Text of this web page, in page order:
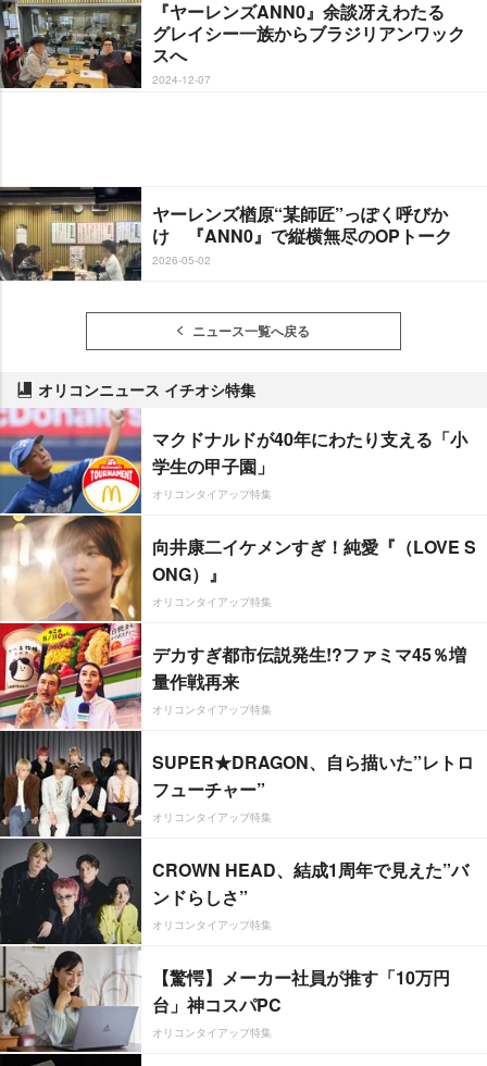
『ヤーレンズANN0』余談冴えわたる
グレイシー一族からブラジリアンワック
スへ
2024-12-07
ヤーレンズ楢原“某師匠”っぽく呼びか
け 『ANN0』で縦横無尽のOPトーク
2026-05-02
ニュース一覧へ戻る
オリコンニュース イチオシ特集
マクドナルドが40年にわたり支える「小
学生の甲子園」
オリコンタイアップ特集
向井康二イケメンすぎ！純愛『（LOVE S
ONG）』
オリコンタイアップ特集
デカすぎ都市伝説発生!?ファミマ45％増
量作戦再来
オリコンタイアップ特集
SUPER★DRAGON、自ら描いた”レトロ
フューチャー”
オリコンタイアップ特集
CROWN HEAD、結成1周年で見えた”バ
ンドらしさ”
オリコンタイアップ特集
【驚愕】メーカー社員が推す「10万円
台」神コスパPC
オリコンタイアップ特集